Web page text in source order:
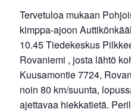
Tervetuloa mukaan
kimppa-ajoon
10.45 Tiedekeskus
Rovaniemi , josta lähtö
Kuusamontie 7724,
noin 80 km/suunta,
ajettavaa hiekkatietä.